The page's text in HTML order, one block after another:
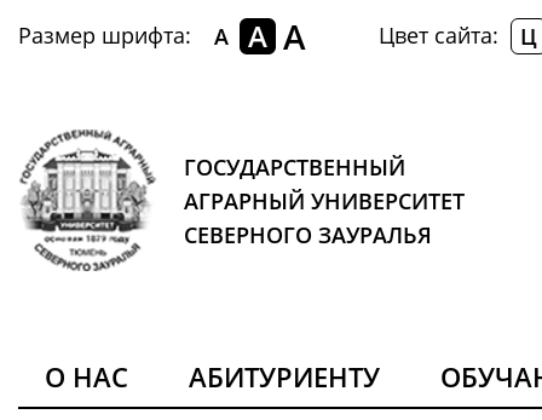
Размер шрифта: A A A Цвет сайта: Ц
ГОСУДАРСТВЕННЫЙ
АГРАРНЫЙ УНИВЕРСИТЕТ
СЕВЕРНОГО ЗАУРАЛЬЯ
О НАС АБИТУРИЕНТУ